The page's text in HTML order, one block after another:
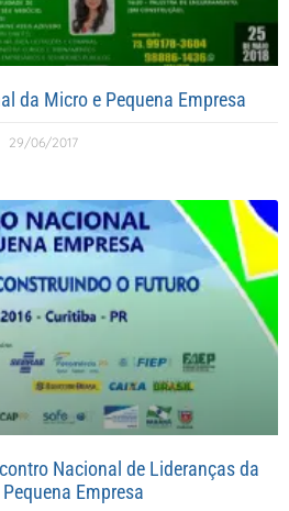
da Micro e Pequena Empresa
29/06/2017
Nacional de Lideranças da
Empresa